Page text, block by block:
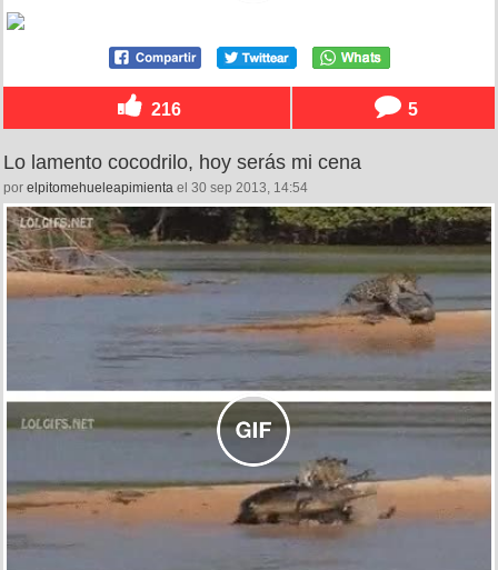
216 5
Lo lamento cocodrilo, hoy serás mi cena
por elpitomehueleapimienta el 30 sep 2013, 14:54